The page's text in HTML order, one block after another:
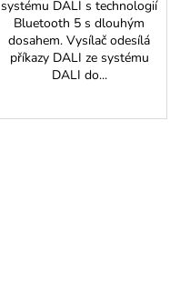
systému DALI s technologií
Bluetooth 5 s dlouhým
dosahem. Vysílač odesílá
příkazy DALI ze systému
DALI do...